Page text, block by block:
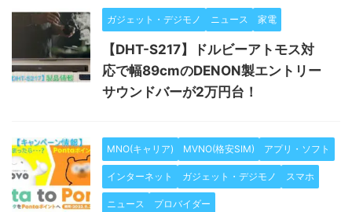
ガジェット・デジモノ ニュース 家電
【DHT-S217】ドルビーアトモス対
応で幅89cmのDENON製エントリー
サウンドバーが2万円台！
MNO(キャリア) MVNO(格安SIM) アプリ・ソフト
インターネット ガジェット・デジモノ スマホ
ニュース プロバイダー